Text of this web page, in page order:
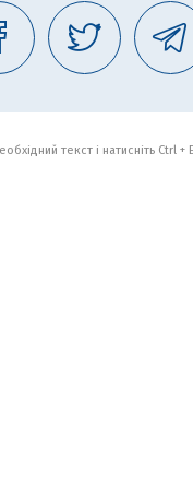
текст і натисніть